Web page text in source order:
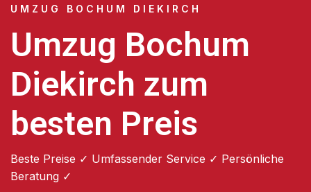
UMZUG BOCHUM DIEKIRCH
Umzug Bochum
Diekirch zum
besten Preis
Beste Preise ✓ Umfassender Service ✓ Persönliche
Beratung ✓